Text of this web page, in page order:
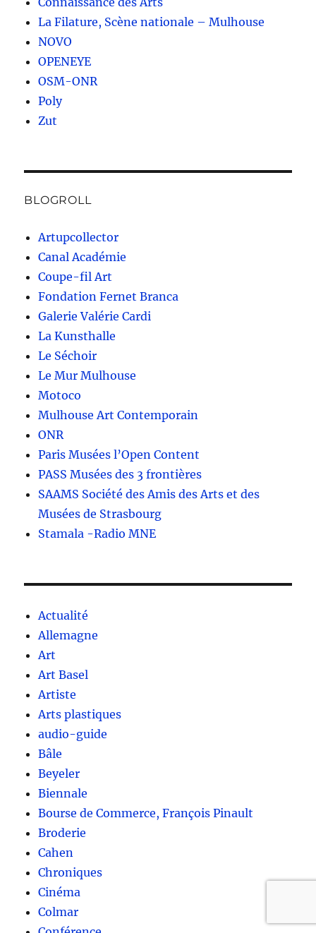
La Filature, Scène nationale – Mulhouse
NOVO
OPENEYE
OSM-ONR
Poly
Zut
BLOGROLL
Artupcollector
Canal Académie
Coupe-fil Art
Fondation Fernet Branca
Galerie Valérie Cardi
La Kunsthalle
Le Séchoir
Le Mur Mulhouse
Motoco
Mulhouse Art Contemporain
ONR
Paris Musées l’Open Content
PASS Musées des 3 frontières
SAAMS Société des Amis des Arts et des
Musées de Strasbourg
Stamala -Radio MNE
Actualité
Allemagne
Art
Art Basel
Artiste
Arts plastiques
audio-guide
Bâle
Beyeler
Biennale
Bourse de Commerce, François Pinault
Broderie
Cahen
Chroniques
Cinéma
Colmar